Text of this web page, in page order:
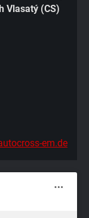
Vlasatý (CS)
em.de